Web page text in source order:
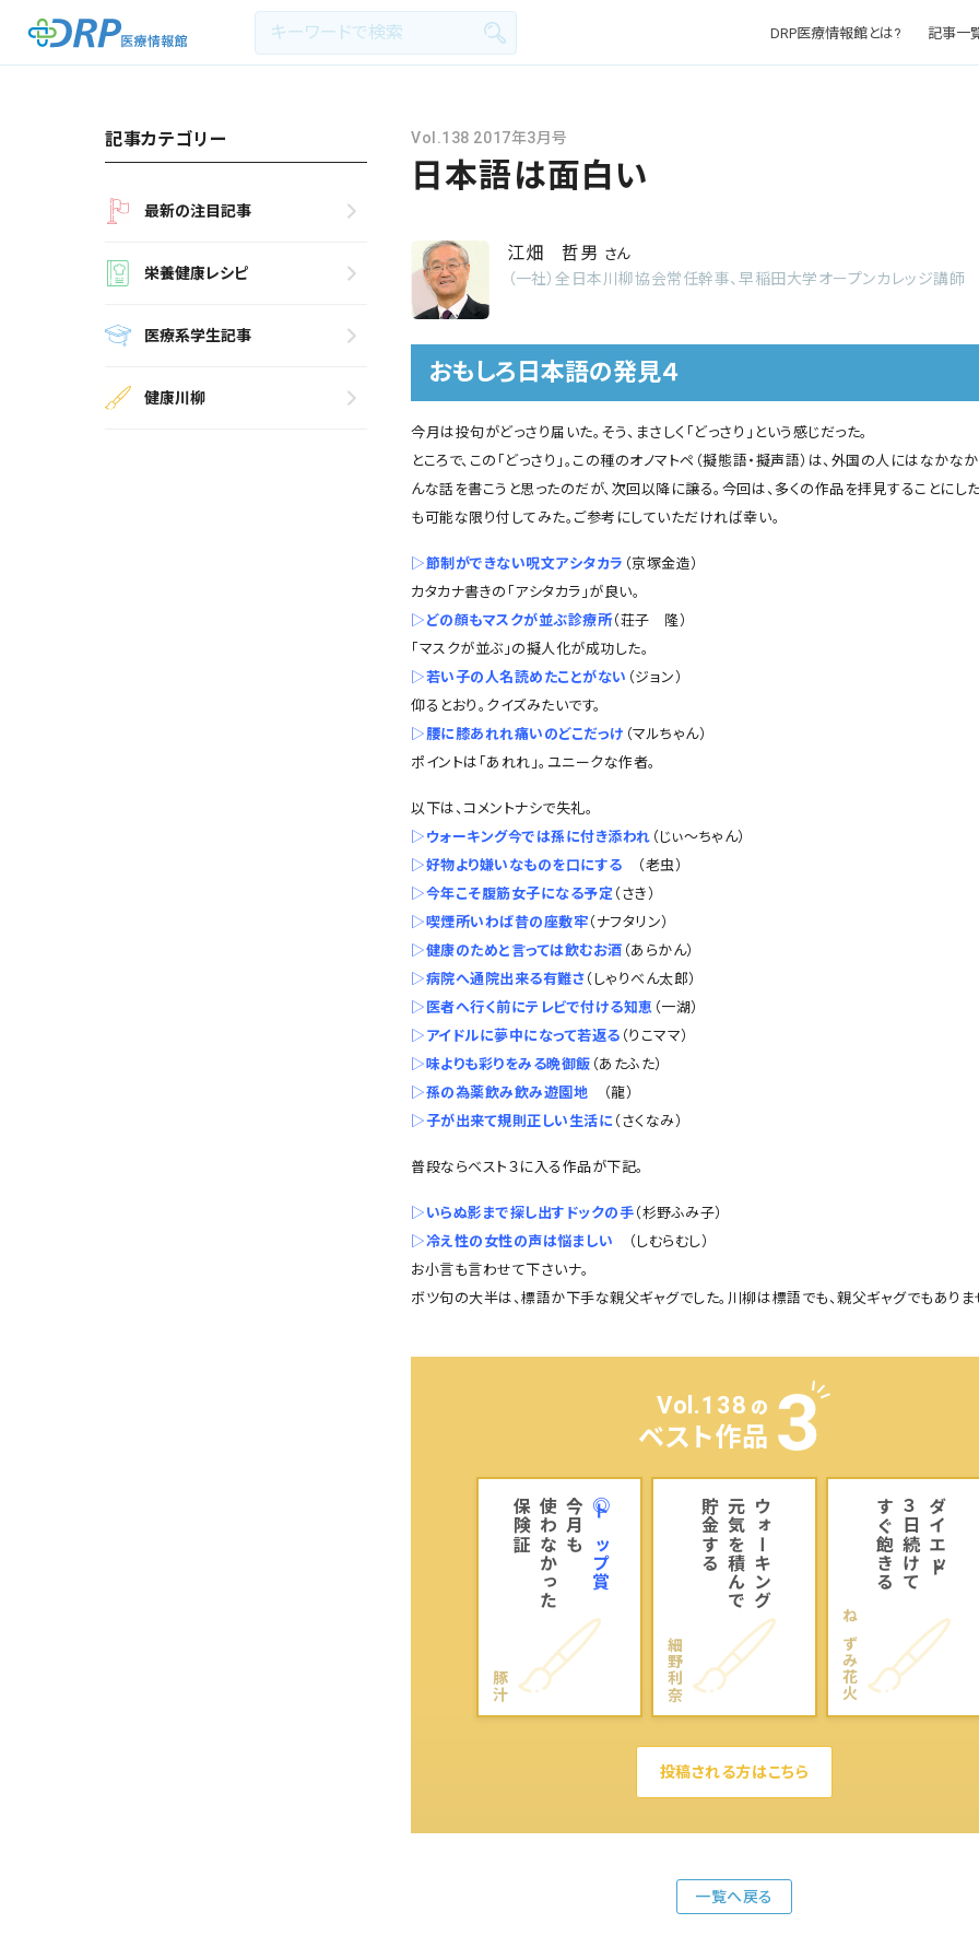
DRP医療情報館とは? 記事一
記事カテゴリー
最新の注目記事
栄養健康レシピ
医療系学生記事
健康川柳
Vol.138 2017年3月号
日本語は面白い
江畑 哲男 さん
（一社）全日本川柳協会常任幹事、早稲田大学オープンカレッジ講師
おもしろ日本語の発見４
今月は投句がどっさり届いた。そう、まさしく「どっさり」という感じだった。
ところで、この「どっさり」。この種のオノマトペ（擬態語・擬声語）は、外国の人にはなかな
んな話を書こうと思ったのだが、次回以降に譲る。今回は、多くの作品を拝見することにした
も可能な限り付してみた。ご参考にしていただければ幸い。
▷節制ができない呪文アシタカラ （京塚金造）
カタカナ書きの「アシタカラ」が良い。
▷ どの顔もマスクが並ぶ診療所（荘子 隆）
「マスクが並ぶ」の擬人化が成功した。
▷若い子の人名読めたことがない （ジョン）
仰るとおり。クイズみたいです。
▷腰に膝あれれ痛いのどこだっけ （マルちゃん）
ポイントは「あれれ」。ユニークな作者。
以下は、コメントナシで失礼。
▷ ウォーキング今では孫に付き添われ （じぃ〜ちゃん）
▷好物より嫌いなものを口にする （老虫）
▷今年こそ腹筋女子になる予定 （さき）
▷喫煙所いわば昔の座敷牢 （ナフタリン）
▷健康のためと言っては飲むお酒 （あらかん）
▷病院へ通院出来る有難さ （しゃりべん太郎）
▷ 医者へ行く前にテレビで付ける知恵 （一湖）
▷ アイドルに夢中になって若返る （りこママ）
▷味よりも彩りをみる晩御飯 （あたふた）
▷孫の為薬飲み飲み遊園地 （龍）
▷子が出来て規則正しい生活に （さくなみ）
普段ならベスト３に入る作品が下記。
▷ いらぬ影まで探し出すドックの手 （杉野ふみ子）
▷冷え性の女性の声は悩ましい （しむらむし）
お小言も言わせて下さいナ。
ボツ句の大半は、標語か下手な親父ギャグでした。川柳は標語でも、親父ギャグでもありま
Vol.138 の
ベスト作品
◎トップ賞
今月も
使わなかった
保険証
豚汁
ウォーキング
元気を積んで
貯金する
細野利奈
ダイエット
３日続けて
すぐ飽きる
ねずみ花火
投稿される方はこちら
一覧へ戻る